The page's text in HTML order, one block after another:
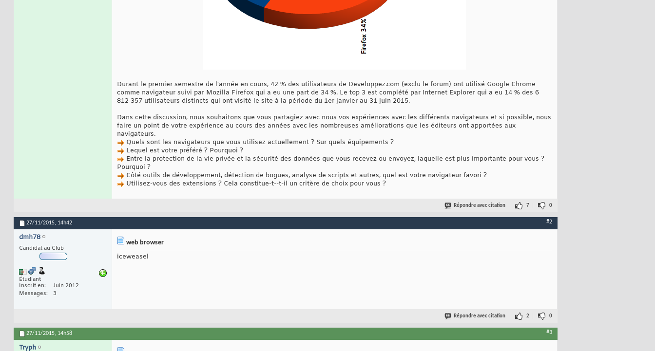
Durant le premier semestre de l'année en cours, 42 % des utilisateurs de Developpez.com (exclu le forum) ont utilisé Google Chrome
comme navigateur suivi par Mozilla Firefox qui a eu une part de 34 %. Le top 3 est complété par Internet Explorer qui a eu 14 % des 6
812 357 utilisateurs distincts qui ont visité le site à la période du 1er janvier au 31 juin 2015.
Dans cette discussion, nous souhaitons que vous partagiez avec nous vos expériences avec les différents navigateurs et si possible, nous
faire un point de votre expérience au cours des années avec les nombreuses améliorations que les éditeurs ont apportées aux
navigateurs.
Quels sont les navigateurs que vous utilisez actuellement ? Sur quels équipements ?
Lequel est votre préféré ? Pourquoi ?
Entre la protection de la vie privée et la sécurité des données que vous recevez ou envoyez, laquelle est plus importante pour vous ?
Pourquoi ?
Côté outils de développement, détection de bogues, analyse de scripts et autres, quel est votre navigateur favori ?
Utilisez-vous des extensions ? Cela constitue-t--t-il un critère de choix pour vous ?
Répondre avec citation 7 0
27/11/2015, 14h42 #2
dmh78
Candidat au Club
Étudiant
Inscrit en
Juin 2012
Messages
3
web browser
iceweasel
Répondre avec citation 2 0
27/11/2015, 14h58 #3
Tryph